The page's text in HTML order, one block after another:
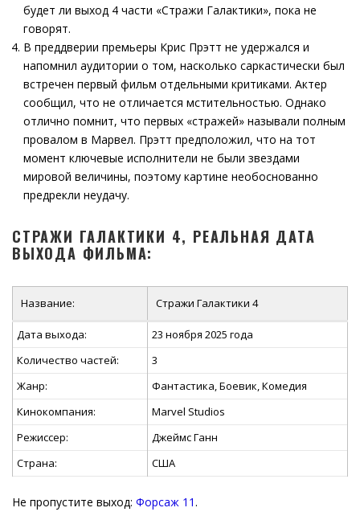
будет ли выход 4 части «Стражи Галактики», пока не
говорят.
В преддверии премьеры Крис Прэтт не удержался и
напомнил аудитории о том, насколько саркастически был
встречен первый фильм отдельными критиками. Актер
сообщил, что не отличается мстительностью. Однако
отлично помнит, что первых «стражей» называли полным
провалом в Марвел. Прэтт предположил, что на тот
момент ключевые исполнители не были звездами
мировой величины, поэтому картине необоснованно
предрекли неудачу.
СТРАЖИ ГАЛАКТИКИ 4, РЕАЛЬНАЯ ДАТА
ВЫХОДА ФИЛЬМА:
Название: Стражи Галактики 4
Дата выхода:
23 ноября 2025 года
Количество частей:
3
Жанр:
Фантастика, Боевик, Комедия
Кинокомпания:
Marvel Studios
Режиссер:
Джеймс Ганн
Страна:
США
Не пропустите выход: Форсаж 11.